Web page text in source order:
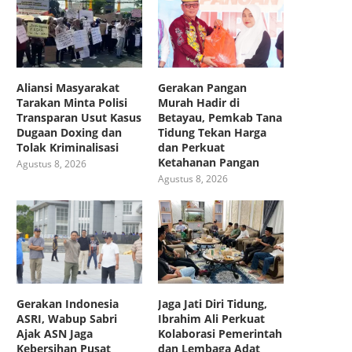
Aliansi Masyarakat
Tarakan Minta Polisi
Transparan Usut Kasus
Dugaan Doxing dan
Tolak Kriminalisasi
Agustus 8, 2026
Gerakan Pangan
Murah Hadir di
Betayau, Pemkab Tana
Tidung Tekan Harga
dan Perkuat
Ketahanan Pangan
Agustus 8, 2026
Gerakan Indonesia
ASRI, Wabup Sabri
Ajak ASN Jaga
Kebersihan Pusat
Jaga Jati Diri Tidung,
Ibrahim Ali Perkuat
Kolaborasi Pemerintah
dan Lembaga Adat